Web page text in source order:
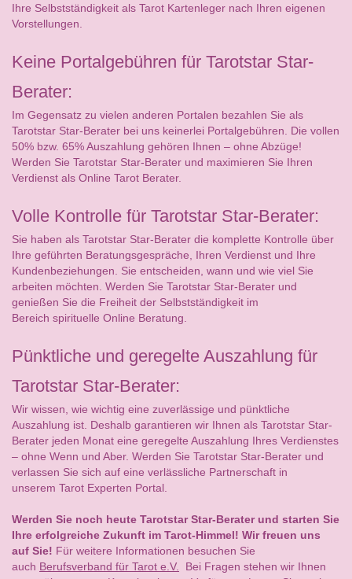
Ihre Selbstständigkeit als Tarot Kartenleger nach Ihren eigenen
Vorstellungen.
Keine Portalgebühren für Tarotstar Star-
Berater:
Im Gegensatz zu vielen anderen Portalen bezahlen Sie als
Tarotstar Star-Berater bei uns keinerlei Portalgebühren. Die vollen
50% bzw. 65% Auszahlung gehören Ihnen – ohne Abzüge!
Werden Sie Tarotstar Star-Berater und maximieren Sie Ihren
Verdienst als Online Tarot Berater.
Volle Kontrolle für Tarotstar Star-Berater:
Sie haben als Tarotstar Star-Berater die komplette Kontrolle über
Ihre geführten Beratungsgespräche, Ihren Verdienst und Ihre
Kundenbeziehungen. Sie entscheiden, wann und wie viel Sie
arbeiten möchten. Werden Sie Tarotstar Star-Berater und
genießen Sie die Freiheit der Selbstständigkeit im
Bereich spirituelle Online Beratung.
Pünktliche und geregelte Auszahlung für
Tarotstar Star-Berater:
Wir wissen, wie wichtig eine zuverlässige und pünktliche
Auszahlung ist. Deshalb garantieren wir Ihnen als Tarotstar Star-
Berater jeden Monat eine geregelte Auszahlung Ihres Verdienstes
– ohne Wenn und Aber. Werden Sie Tarotstar Star-Berater und
verlassen Sie sich auf eine verlässliche Partnerschaft in
unserem Tarot Experten Portal.
Werden Sie noch heute Tarotstar Star-Berater und starten Sie
Ihre erfolgreiche Zukunft im Tarot-Himmel! Wir freuen uns
auf Sie! Für weitere Informationen besuchen Sie
auch Berufsverband für Tarot e.V.
Bei Fragen stehen wir Ihnen